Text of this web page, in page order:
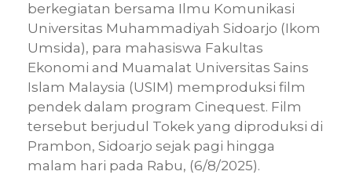
berkegiatan bersama Ilmu Komunikasi
Universitas Muhammadiyah Sidoarjo (Ikom
Umsida), para mahasiswa Fakultas
Ekonomi and Muamalat Universitas Sains
Islam Malaysia (USIM) memproduksi film
pendek dalam program Cinequest. Film
tersebut berjudul Tokek yang diproduksi di
Prambon, Sidoarjo sejak pagi hingga
malam hari pada Rabu, (6/8/2025).